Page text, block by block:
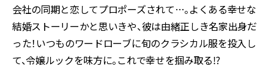
会社の同期と恋してプロポーズされて…。よくある幸せな
結婚ストーリーかと思いきや、彼は由緒正しき名家出身だ
った！いつものワードローブに旬のクラシカル服を投入し
て、令嬢ルックを味方に。これで幸せを掴み取る⁉